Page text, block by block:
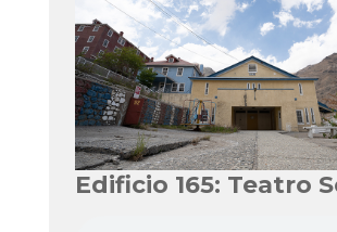
Edificio 165: Teatro